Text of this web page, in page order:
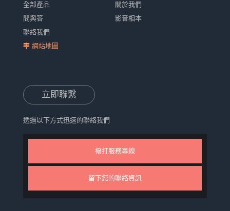
全部產品
關於我們
問與答
影音相本
聯絡我們
網站地圖
立即聯繫
透過以下方式迅速的聯絡我們
撥打服務專線
留下您的聯絡資訊